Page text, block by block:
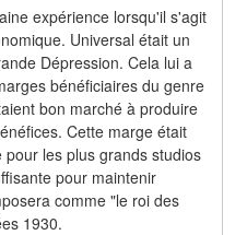
expérience lorsqu'il s'agit
Universal était un
Dépression. Cela lui a
bénéficiaires du genre
bon marché à produire
Cette marge était
les plus grands studios
pour maintenir
comme "le roi des
1930.